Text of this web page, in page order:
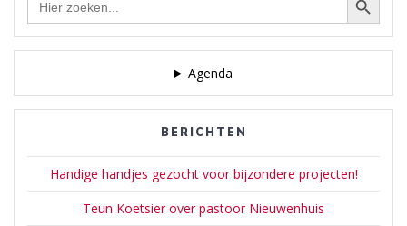
Agenda
BERICHTEN
Handige handjes gezocht voor bijzondere projecten!
Teun Koetsier over pastoor Nieuwenhuis